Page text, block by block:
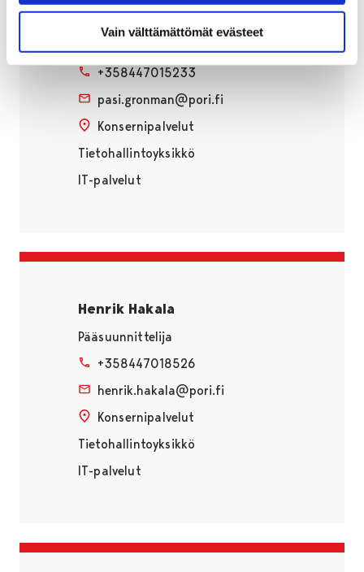
Vain välttämättömät evästeet
Pasi Grönman
+358447015233
pasi.gronman@pori.fi
Konsernipalvelut
Tietohallintoyksikkö
IT-palvelut
Henrik Hakala
Pääsuunnittelija
+358447018526
henrik.hakala@pori.fi
Konsernipalvelut
Tietohallintoyksikkö
IT-palvelut